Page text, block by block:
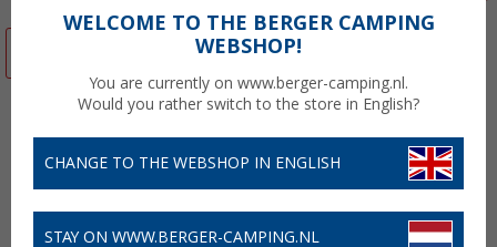
WELCOME TO THE BERGER CAMPING
WEBSHOP!
You are currently on www.berger-camping.nl.
Would you rather switch to the store in English?
CHANGE TO THE WEBSHOP IN ENGLISH
STAY ON WWW.BERGER-CAMPING.NL